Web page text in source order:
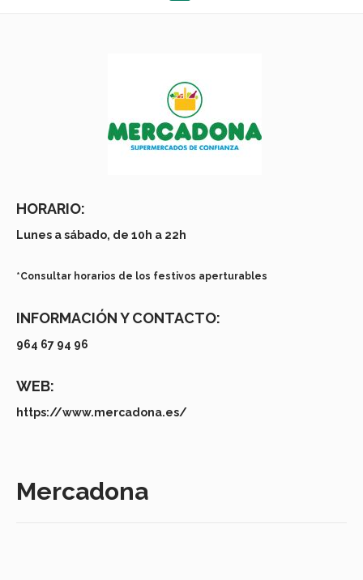
HORARIO:
Lunes a sábado, de 10h a 22h
*Consultar horarios de los festivos aperturables
INFORMACIÓN Y CONTACTO:
964 67 94 96
WEB:
https://www.mercadona.es/
Mercadona